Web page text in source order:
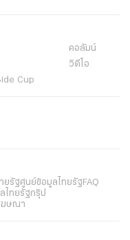
คอลัมน์
วิดีโอ
Cup
ยรัฐศูนย์ข้อมูลไทยรัฐFAQ
ไทยรัฐกรุ๊ป
ฆษณา